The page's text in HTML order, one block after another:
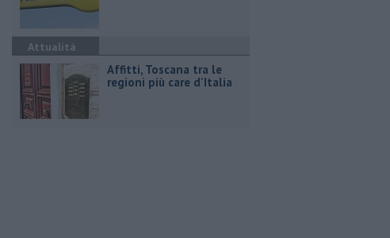
Attualità
Affitti, Toscana tra le
regioni più care d'Italia